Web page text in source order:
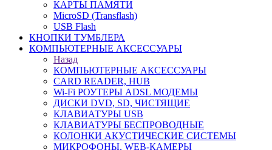
КАРТЫ ПАМЯТИ
MicroSD (Transflash)
USB Flash
КНОПКИ ТУМБЛЕРА
КОМПЬЮТЕРНЫЕ АКСЕССУАРЫ
Назад
КОМПЬЮТЕРНЫЕ АКСЕССУАРЫ
CARD READER, HUB
Wi-Fi РОУТЕРЫ ADSL МОДЕМЫ
ДИСКИ DVD, SD, ЧИСТЯЩИЕ
КЛАВИАТУРЫ USB
КЛАВИАТУРЫ БЕСПРОВОДНЫЕ
КОЛОНКИ АКУСТИЧЕСКИЕ СИСТЕМЫ
МИКРОФОНЫ, WEB-КАМЕРЫ